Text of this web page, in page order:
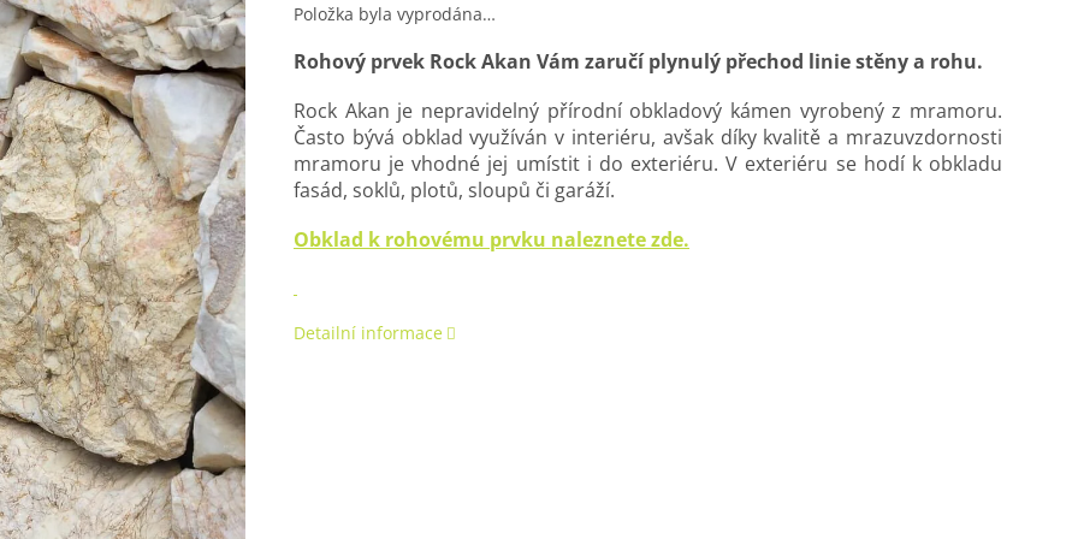
Položka byla vyprodána…
Rohový prvek Rock Akan Vám zaručí plynulý přechod linie stěny a rohu.
Rock Akan je nepravidelný přírodní obkladový kámen vyrobený z mramoru.
Často bývá obklad využíván v interiéru, avšak díky kvalitě a mrazuvzdornosti
mramoru je vhodné jej umístit i do exteriéru. V exteriéru se hodí k obkladu
fasád, soklů, plotů, sloupů či garáží.
Obklad k rohovému prvku naleznete zde.
Detailní informace